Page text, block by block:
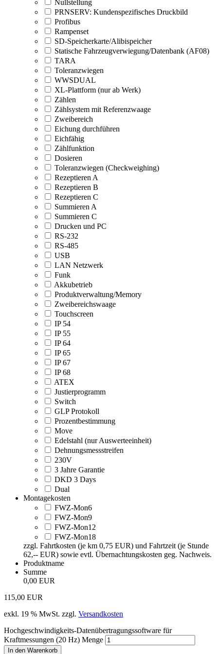
Nullstellung
PRNSERV: Kundenspezifisches Druckbild
Profibus
Rampenset
SD-Speicherkarte/Alibispeicher
Statische Fahrzeugverwiegung/Datenbank (AF08)
TARA
Toleranzwiegen
WWSDUAL
XL-Plattform (nur ab Werk)
Zählen
Zählsystem mit Referenzwaage
Zweibereich
Eichung durchführen
Eichfähig
Zählfunktion
Dosieren
Toleranzwiegen (Checkweighing)
Rezeptieren A
Rezeptieren B
Rezeptieren C
Summieren A
Summieren C
Drucken und PC
RS-232
RS-485
USB
LAN Netzwerk
Funk
Akkubetrieb
Produktverwaltung/Memory
Zweibereichswaage
Touchscreen
IP 54
IP 55
IP 64
IP 65
IP 67
IP 68
ATEX
Justierprogramm
Switch
GLP Protokoll
Prozentbestimmung
Move
Edelstahl (nur Auswerteeinheit)
Dehnungsmessstreifen
230V
3 Jahre Garantie
DKD 3 Days
Dual
Montagekosten
FWZ-Mon6
FWZ-Mon9
FWZ-Mon12
FWZ-Mon18
zzgl. Fahrtkosten (je km 0,75 EUR) und Fahrtzeit (je Stunde
62,-- EUR) sowie evtl. Übernachtungskosten geg. Nachweis.
Produktname
Summe
0,00 EUR
115,00 EUR
exkl. 19 % MwSt. zzgl. Versandkosten
Hochgeschwindigkeits-Datenübertragungssoftware für
Kraftmessungen (20 Hz) Menge
In den Warenkorb